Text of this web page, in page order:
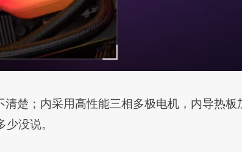
楚；内采用高性能三相多极电机，内导热
没说。